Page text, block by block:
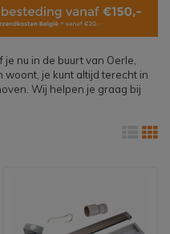
nu in de buurt van Oerle,
woont, je kunt altijd terecht in
Wij helpen je graag bij